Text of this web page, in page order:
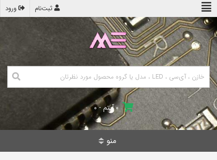
ورود ثبت‌نام
۰ آیتم - ۰
منو